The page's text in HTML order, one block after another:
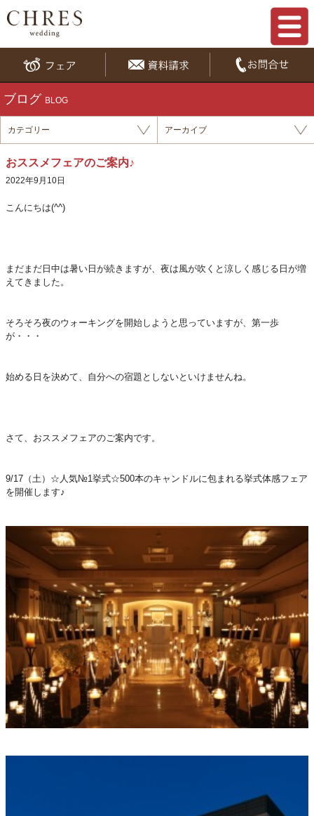
ブログ BLOG
カテゴリー アーカイブ
おススメフェアのご案内♪
2022年9月10日
こんにちは(^^)
まだまだ日中は暑い日が続きますが、夜は風が吹くと涼しく感じる日が増
えてきました。
そろそろ夜のウォーキングを開始しようと思っていますが、第一歩
が・・・
始める日を決めて、自分への宿題としないといけませんね。
さて、おススメフェアのご案内です。
9/17（土）☆人気№1挙式☆500本のキャンドルに包まれる挙式体感フェア
を開催します♪